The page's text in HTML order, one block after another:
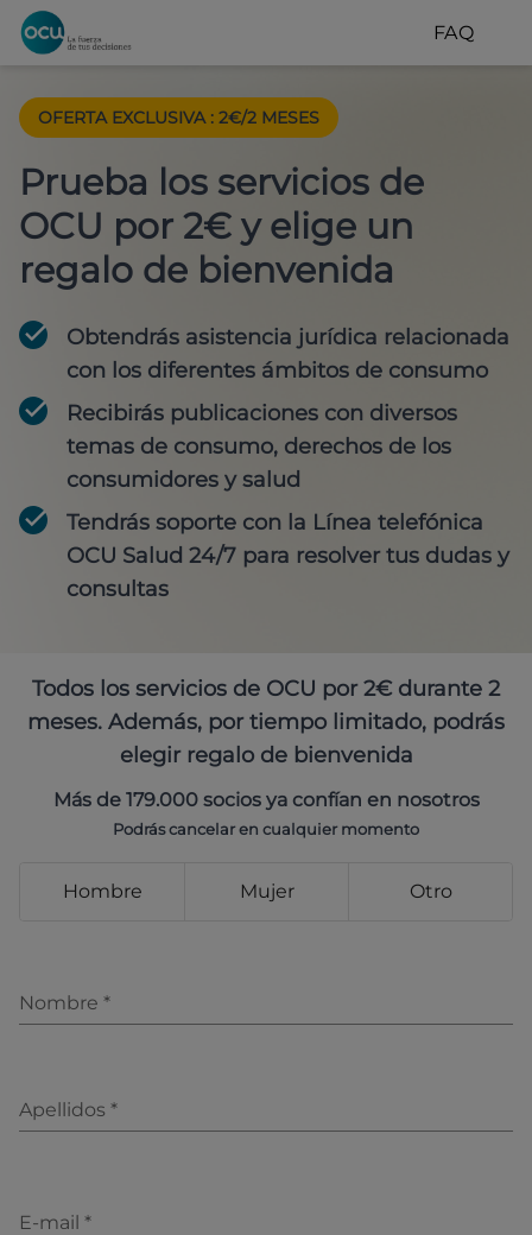
FAQ
OFERTA EXCLUSIVA : 2€/2 MESES
Prueba los servicios de
OCU por 2€ y elige un
regalo de bienvenida
Obtendrás asistencia jurídica relacionada
con los diferentes ámbitos de consumo
Recibirás publicaciones con diversos
temas de consumo, derechos de los
consumidores y salud
Tendrás soporte con la Línea telefónica
OCU Salud 24/7 para resolver tus dudas y
consultas
Todos los servicios de OCU por 2€ durante 2
meses. Además, por tiempo limitado, podrás
elegir regalo de bienvenida
Más de 179.000 socios ya confían en nosotros
Podrás cancelar en cualquier momento
Hombre Mujer Otro
Nombre *
Apellidos *
E-mail *